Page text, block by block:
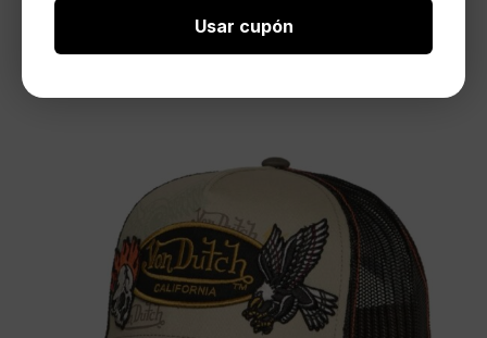
Seleccionar opcionesUsar cupón